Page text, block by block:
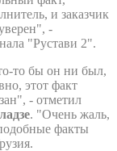
и заказчик
-
"Рустави 2".
то бы он ни был,
этот факт
- отметил
. "Очень жаль,
факты